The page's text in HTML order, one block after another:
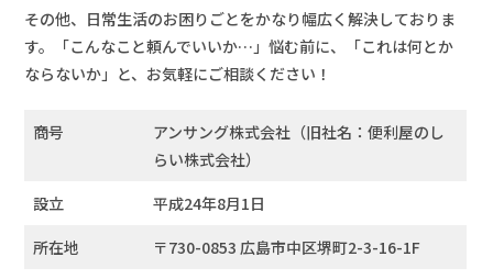
その他、日常生活のお困りごとをかなり幅広く解決しておりま
す。「こんなこと頼んでいいか…」悩む前に、「これは何とか
ならないか」と、お気軽にご相談ください！
商号
アンサング株式会社（旧社名：便利屋のし
らい株式会社）
設立
平成24年8月1日
所在地
〒730-0853 広島市中区堺町2-3-16-1F